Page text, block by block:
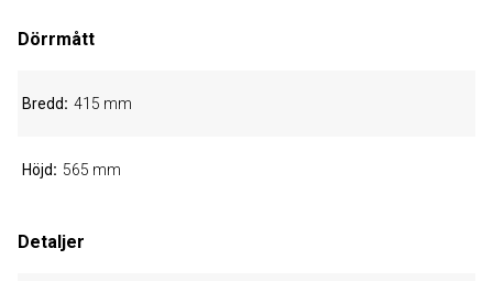
Dörrmått
Bredd 415 mm
Höjd 565 mm
Detaljer